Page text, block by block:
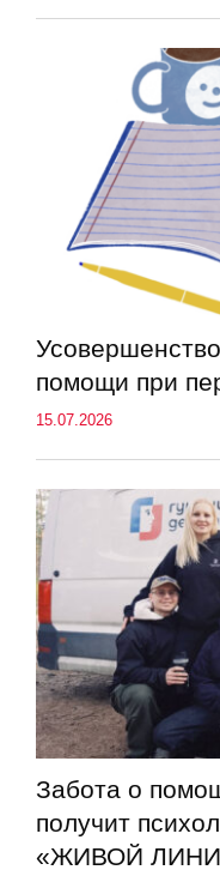
помощи при
15.07.2026
Забота о
получит
«ЖИВОЙ